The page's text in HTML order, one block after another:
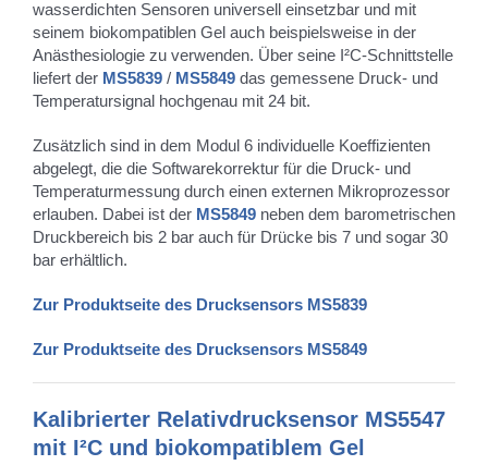
wasserdichten Sensoren universell einsetzbar und mit
seinem biokompatiblen Gel auch beispielsweise in der
Anästhesiologie zu verwenden. Über seine I²C-Schnittstelle
liefert der MS5839/ MS5849das gemessene Druck- und
Temperatursignal hochgenau mit 24 bit.
Zusätzlich sind in dem Modul 6 individuelle Koeffizienten
abgelegt, die die Softwarekorrektur für die Druck- und
Temperaturmessung durch einen externen Mikroprozessor
erlauben. Dabei ist der MS5849neben dem barometrischen
Druckbereich bis 2 bar auch für Drücke bis 7 und sogar 30
bar erhältlich.
Zur Produktseite des Drucksensors MS5839
Zur Produktseite des Drucksensors MS5849
Kalibrierter Relativdrucksensor MS5547
mit I²C und biokompatiblem Gel